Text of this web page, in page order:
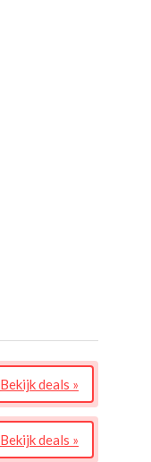
Bekijk deals »
Bekijk deals »